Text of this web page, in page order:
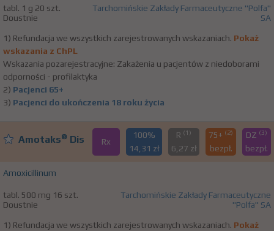
tabl. 1 g 20 szt.
Doustnie
Tarchomińskie Zakłady Farmaceutyczne "Polfa"
SA
1) Refundacja we wszystkich zarejestrowanych wskazaniach. Pokaż
wskazania z ChPL
Wskazania pozarejestracyjne: Zakażenia u pacjentów z niedoborami
odporności - profilaktyka
2) Pacjenci 65+
3) Pacjenci do ukończenia 18 roku życia
Amotaks® Dis Rx
100%
14,31 zł
R (1)
6,27 zł
75+ (2)
bezpł.
DZ (3)
bezpł.
Amoxicillinum
tabl. 500 mg 16 szt.
Doustnie
Tarchomińskie Zakłady Farmaceutyczne
"Polfa" SA
1) Refundacja we wszystkich zarejestrowanych wskazaniach. Pokaż